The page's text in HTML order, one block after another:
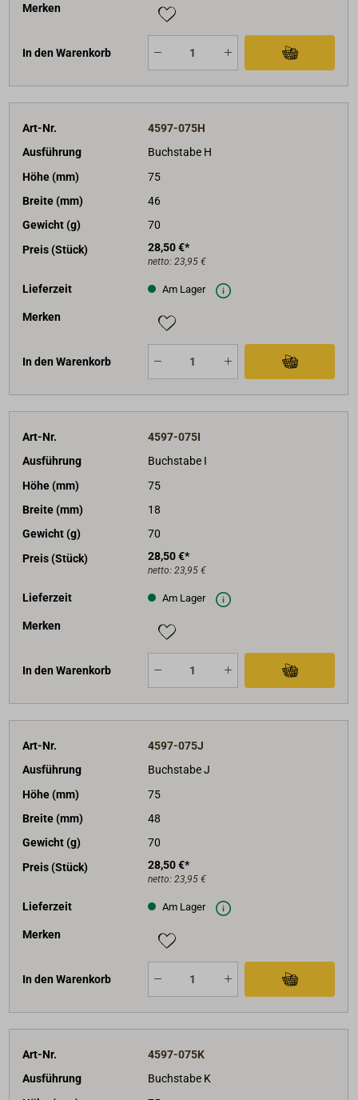
Merken
In den Warenkorb
Art-Nr.
4597-075H
Ausführung
Buchstabe H
Höhe (mm)
75
Breite (mm)
46
Gewicht (g)
70
Preis (Stück)
28,50 €*
netto: 23,95 €
Lieferzeit Am Lager
Merken
In den Warenkorb
Art-Nr.
4597-075I
Ausführung
Buchstabe I
Höhe (mm)
75
Breite (mm)
18
Gewicht (g)
70
Preis (Stück)
28,50 €*
netto: 23,95 €
Lieferzeit Am Lager
Merken
In den Warenkorb
Art-Nr.
4597-075J
Ausführung
Buchstabe J
Höhe (mm)
75
Breite (mm)
48
Gewicht (g)
70
Preis (Stück)
28,50 €*
netto: 23,95 €
Lieferzeit Am Lager
Merken
In den Warenkorb
Art-Nr.
4597-075K
Ausführung
Buchstabe K